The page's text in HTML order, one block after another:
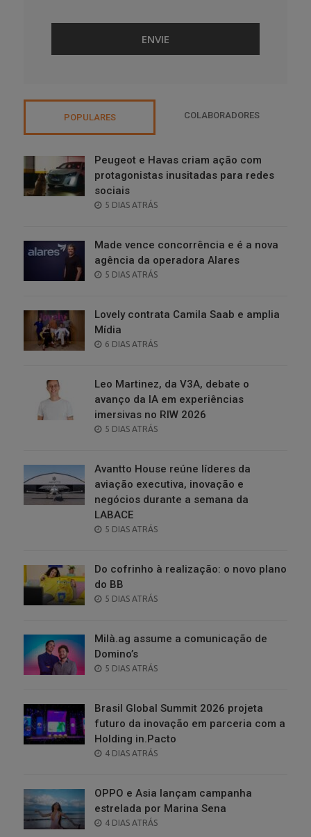
POPULARES COLABORADORES
Peugeot e Havas criam ação com
protagonistas inusitadas para redes
sociais
POSTED
5 DIAS ATRÁS
Made vence concorrência e é a nova
agência da operadora Alares
POSTED
5 DIAS ATRÁS
Lovely contrata Camila Saab e amplia
Mídia
POSTED
6 DIAS ATRÁS
Leo Martinez, da V3A, debate o
avanço da IA em experiências
imersivas no RIW 2026
POSTED
5 DIAS ATRÁS
Avantto House reúne líderes da
aviação executiva, inovação e
negócios durante a semana da
LABACE
POSTED
5 DIAS ATRÁS
Do cofrinho à realização: o novo plano
do BB
POSTED
5 DIAS ATRÁS
Milà.ag assume a comunicação de
Domino’s
POSTED
5 DIAS ATRÁS
Brasil Global Summit 2026 projeta
futuro da inovação em parceria com a
Holding in.Pacto
POSTED
4 DIAS ATRÁS
OPPO e Asia lançam campanha
estrelada por Marina Sena
POSTED
4 DIAS ATRÁS